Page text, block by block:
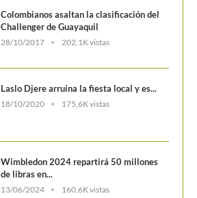
Colombianos asaltan la clasificación del
Challenger de Guayaquil
28/10/2017 202,1K vistas
Laslo Djere arruina la fiesta local y es...
18/10/2020 175,6K vistas
Wimbledon 2024 repartirá 50 millones
de libras en...
13/06/2024 160,6K vistas